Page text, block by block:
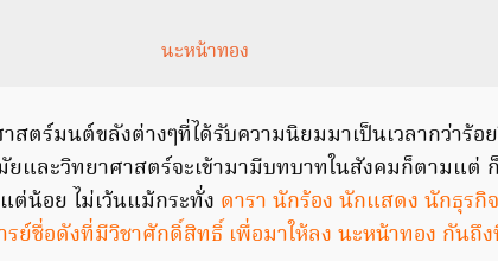
นะหน้าทอง
สตร์มนต์ขลังต่างๆที่ได้รับความนิยมมาเป็นเวลากว่าร้อ
และวิทยาศาสตร์จะเข้ามามีบทบาทในสังคมก็ตามแต่
ต่น้อย ไม่เว้นแม้กระทั่ง ดารา นักร้อง นักแสดง นักธุรกิ
รย์ชื่อดังที่มีวิชาศักดิ์สิทธิ์ เพื่อมาให้ลง นะหน้าทอง กันถึ